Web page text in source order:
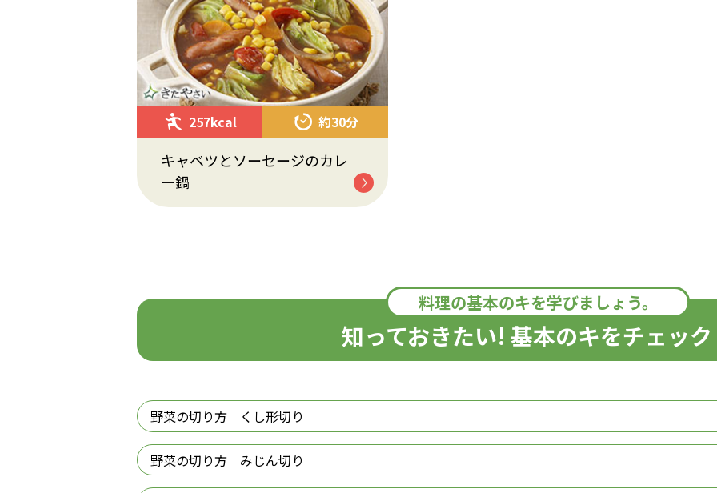
257kcal 約30分
キャベツとソーセージのカレ
ー鍋
料理の基本のキを学びましょう。
知っておきたい! 基本のキをチェッ
野菜の切り方 くし形切り
野菜の切り方 みじん切り